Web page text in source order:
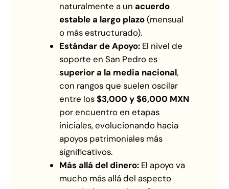
naturalmente a un acuerdo
estable a largo plazo(mensual
o más estructurado).
Estándar de Apoyo:El nivel de
soporte en San Pedro es
superior a la media nacional,
con rangos que suelen oscilar
entre los$3,000 y $6,000 MXN
por encuentro en etapas
iniciales, evolucionando hacia
apoyos patrimoniales más
significativos.
Más allá del dinero:El apoyo va
mucho más allá del aspecto